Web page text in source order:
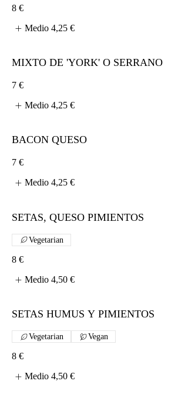
8 €
Medio 4,25 €
MIXTO DE 'YORK' O SERRANO
7 €
Medio 4,25 €
BACON QUESO
7 €
Medio 4,25 €
SETAS, QUESO PIMIENTOS
8 €
Vegetarian
Medio 4,50 €
SETAS HUMUS Y PIMIENTOS
8 €
Vegetarian Vegan
Medio 4,50 €